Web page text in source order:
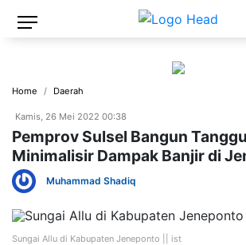
Home Daerah
Kamis, 26 Mei 2022 00:38
Pemprov Sulsel Bangun
Minimalisir Dampak Banjir di
Muhammad Shadiq
Sungai Allu di Kabupaten Jeneponto || ist